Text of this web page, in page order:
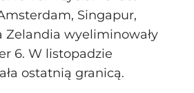
Singapur,
Zelandia wyeliminowały
6. W listopadzie
ostatnią granicą.